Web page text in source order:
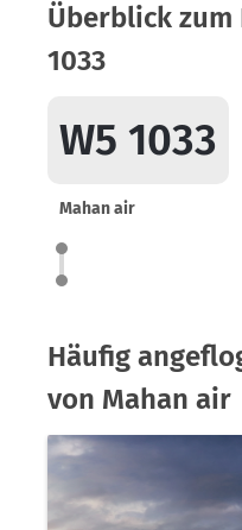
Überblick zum
1033
W5 1033
Mahan air
Häufig
von Mahan air